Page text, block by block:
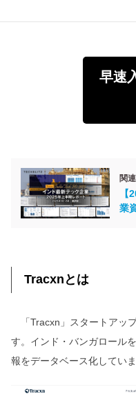
早速
関
業
Tracxnとは
「Tracxn」スタートアッ
す。インド・バンガロール
報をデータベース化していま